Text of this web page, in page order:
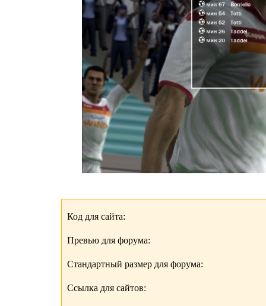
Код для сайта:
Превью для форума:
Стандартный размер для форума:
Ссылка для сайтов: